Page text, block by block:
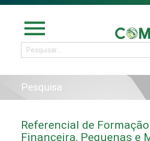
menu
Pesquisa
Referencial de Formação
Financeira, Pequenas e